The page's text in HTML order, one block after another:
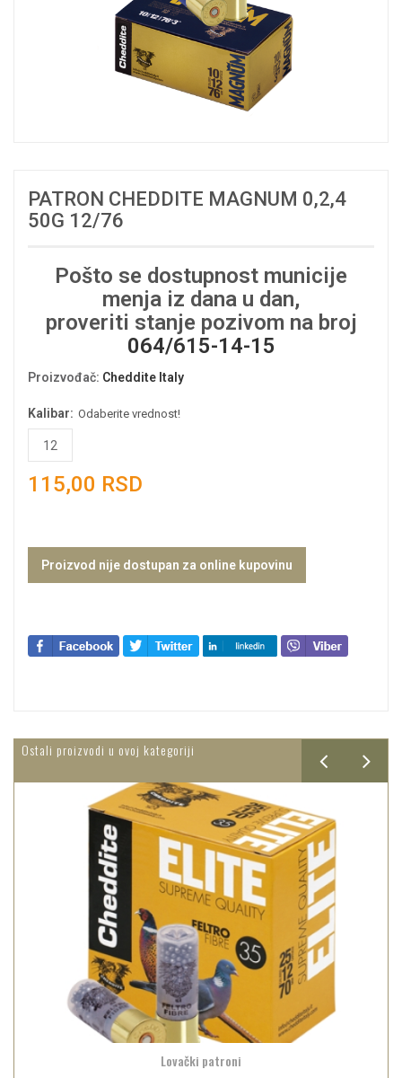
PATRON CHEDDITE MAGNUM 0,2,4
50G 12/76
Pošto se dostupnost municije
menja iz dana u dan,
proveriti stanje pozivom na broj
064/615-14-15
Proizvođač: Cheddite Italy
Kalibar: Odaberite vrednost!
12
115,00 RSD
Proizvod nije dostupan za online kupovinu
Ostali proizvodi u ovoj kategoriji
Lovački patroni